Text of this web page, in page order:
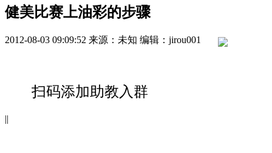
健美比赛上油彩的步骤
2012-08-03 09:09:52 来源：未知 编辑：jirou001
扫码添加助教入群
||